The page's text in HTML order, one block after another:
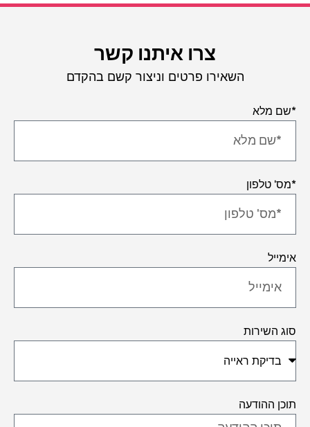
צרו איתנו קשר
השאירו פרטים וניצור קשם בהקדם
*שם מלא
*מס' טלפון
אימייל
סוג השירות
תוכן ההודעה